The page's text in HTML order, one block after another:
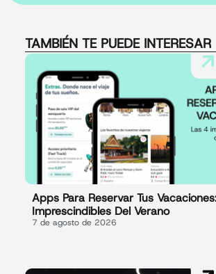
TAMBIÉN TE PUEDE INTERESAR
Apps Para Reservar Tus
Imprescindibles Del Verano
7 de agosto de 2026